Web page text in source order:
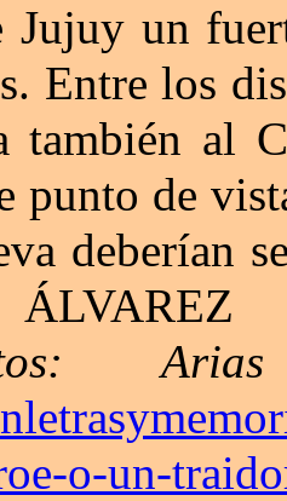
Jujuy un
Entre los
también al
punto de
deberían
o-un-